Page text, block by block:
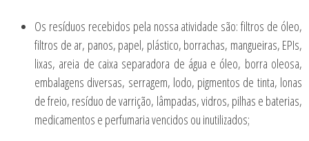
Os resíduos recebidos pela nossa atividade são: filtros de óleo,
filtros de ar, panos, papel, plástico, borrachas, mangueiras, EPIs,
lixas, areia de caixa separadora de água e óleo, borra oleosa,
embalagens diversas, serragem, lodo, pigmentos de tinta, lonas
de freio, resíduo de varrição, lâmpadas, vidros, pilhas e baterias,
medicamentos e perfumaria vencidos ou inutilizados;